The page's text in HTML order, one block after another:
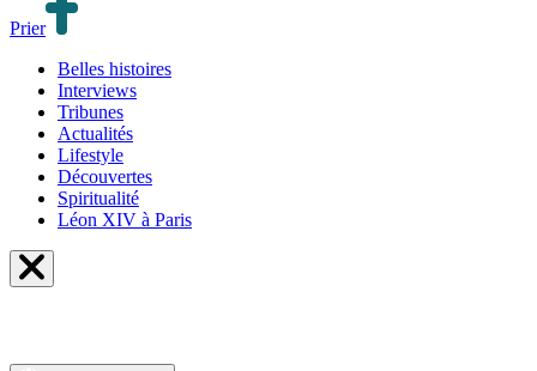
Prier
Belles histoires
Interviews
Tribunes
Actualités
Lifestyle
Découvertes
Spiritualité
Léon XIV à Paris